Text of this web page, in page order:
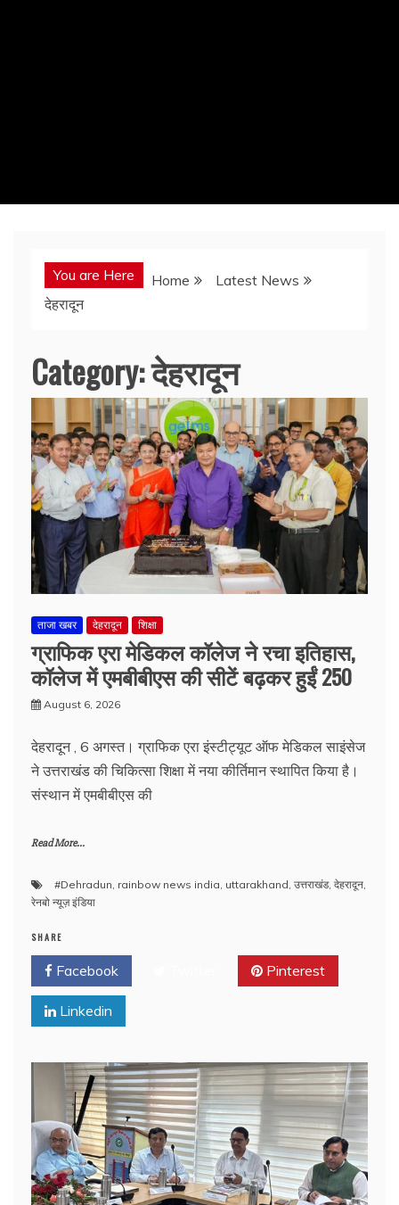
You are Here Home
Latest News
देहरादून
Category:देहरादून
ताजा खबर देहरादून शिक्षा
ग्राफिक एरा मेडिकल कॉलेज ने रचा इतिहास,
कॉलेज में एमबीबीएस की सीटें बढ़कर हुईं 250
August 6, 2026
देहरादून , 6 अगस्त। ग्राफिक एरा इंस्टीट्यूट ऑफ मेडिकल साइंसेज
ने उत्तराखंड की चिकित्सा शिक्षा में नया कीर्तिमान स्थापित किया है।
संस्थान में एमबीबीएस की
Read More...
#Dehradun, rainbow news india, uttarakhand, उत्तराखंड, देहरादून,
रेनबो न्यूज़ इंडिया
SHARE
Facebook Pinterest
Linkedin